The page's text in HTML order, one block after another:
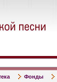
Фонды